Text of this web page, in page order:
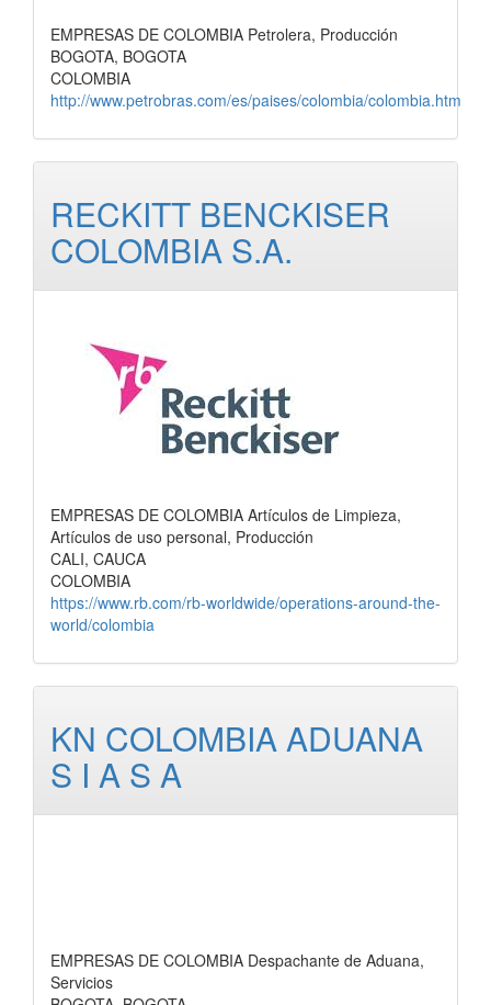
EMPRESAS DE COLOMBIA Petrolera, Producción
BOGOTA, BOGOTA
COLOMBIA
http://www.petrobras.com/es/paises/colombia/colombia.htm
RECKITT BENCKISER
COLOMBIA S.A.
EMPRESAS DE COLOMBIA Artículos de Limpieza,
Artículos de uso personal, Producción
CALI, CAUCA
COLOMBIA
https://www.rb.com/rb-worldwide/operations-around-the-
world/colombia
KN COLOMBIA ADUANA
S I A S A
EMPRESAS DE COLOMBIA Despachante de Aduana,
Servicios